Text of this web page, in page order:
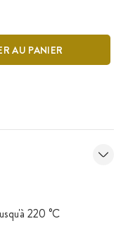
AU PANIER
220 °C